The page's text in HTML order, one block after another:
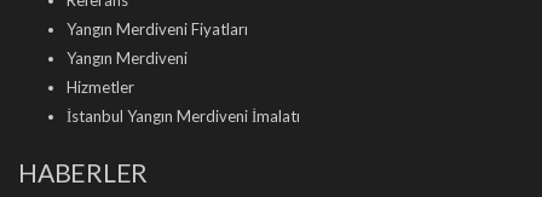
Yangın Merdiveni Fiyatları
Yangın Merdiveni
Hizmetler
İstanbul Yangın Merdiveni İmalatı
HABERLER